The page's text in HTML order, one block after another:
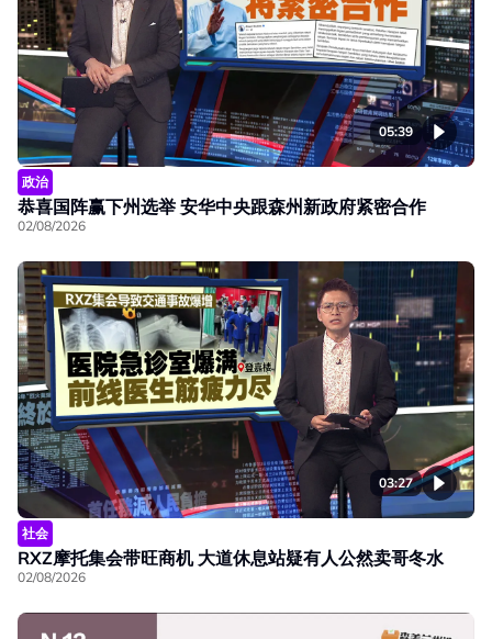
05:39
政治
恭喜国阵赢下州选举 安华中央跟森州新政府紧密合作
02/08/2026
03:27
社会
RXZ摩托集会带旺商机 大道休息站疑有人公然卖哥冬水
02/08/2026